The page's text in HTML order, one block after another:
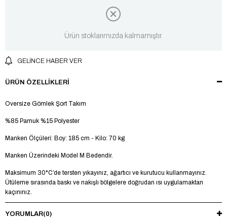
Ürün stoklarımızda kalmamıştır.
GELINCE HABER VER
ÜRÜN ÖZELLIKLERI
Oversize Gömlek Şort Takım
%85 Pamuk %15 Polyester
Manken Ölçüleri: Boy: 185 cm - Kilo: 70 kg
Manken Üzerindeki Model M Bedendir.
Maksimum 30°C’de tersten yıkayınız, ağartıcı ve kurutucu kullanmayınız.
Ütüleme sırasında baskı ve nakışlı bölgelere doğrudan ısı uygulamaktan
kaçınınız.
YORUMLAR(0)